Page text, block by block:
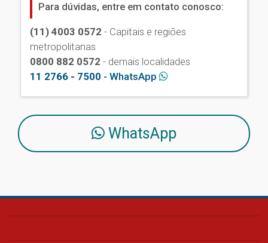
Para dúvidas, entre em contato conosco:
(11) 4003 0572 - Capitais e regiões
metropolitanas
0800 882 0572 - demais localidades
11 2766 - 7500 - WhatsApp
WhatsApp